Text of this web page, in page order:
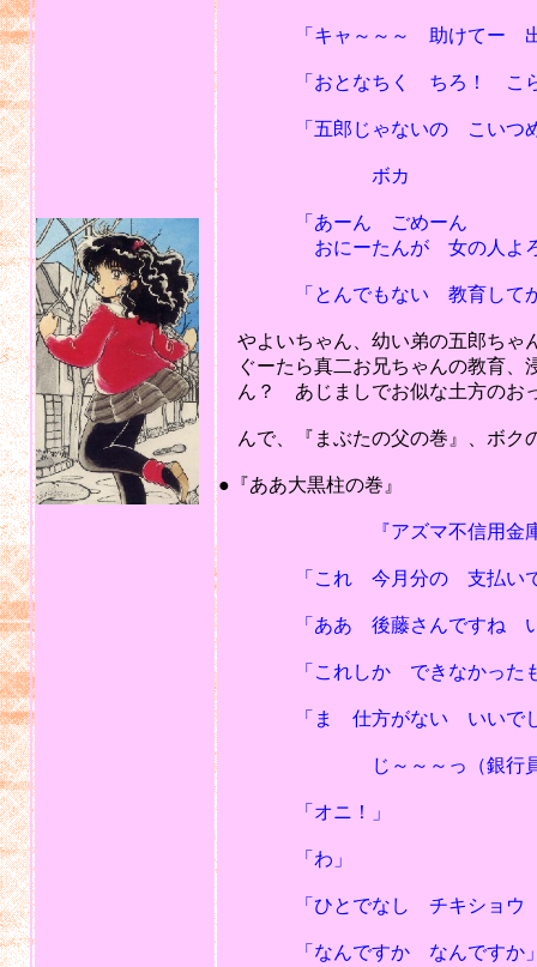
「キャ～～～ 助けてー 出
「おとなちく ちろ！ こら
「五郎じゃないの こいつめ
ボカ
「あーん ごめーん
おにーたんが 女の人よろこ
「とんでもない 教育してか
やよいちゃん、幼い弟の五郎ちゃ
ぐーたら真二お兄ちゃんの教育、
ん？ あじましでお似な土方のお
んで、『まぶたの父の巻』、ボク
●『ああ大黒柱の巻』
『アズマ不信用金庫
「これ 今月分の 支払いで
「ああ 後藤さんですね いつ
「これしか できなかったも
「ま 仕方がない いいでし
じ～～～っ（銀行員をに
「オニ！」
「わ」
「ひとでなし チキショウ
「なんですか なんですか